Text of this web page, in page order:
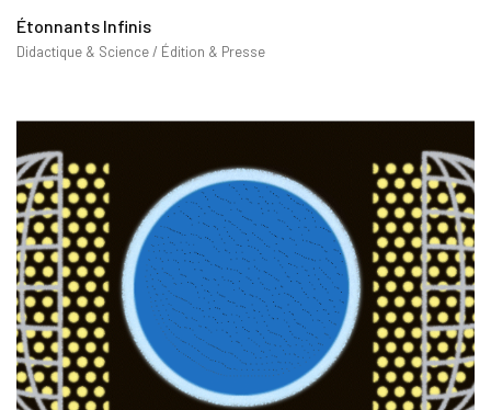
Étonnants Infinis
Didactique & Science / Édition & Presse